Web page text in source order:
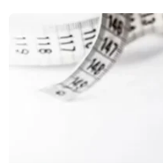
Căn cứ với số liệu
toàn miền Nam
qua đã thấp hơn tới
thực hiện giãn cách
thời cũng thấp hơn
Theo Bộ Công